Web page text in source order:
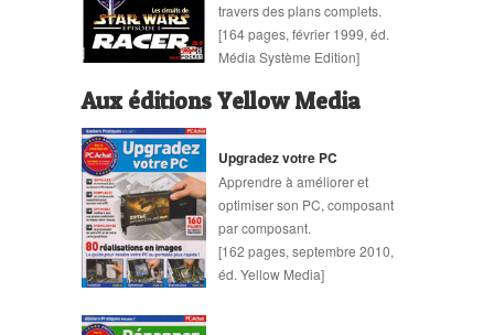
travers des plans complets.
[164 pages, février 1999, éd.
Média Système Edition]
Aux éditions Yellow Media
Upgradez votre PC
Apprendre à améliorer et
optimiser son PC, composant
par composant.
[162 pages, septembre 2010,
éd. Yellow Media]